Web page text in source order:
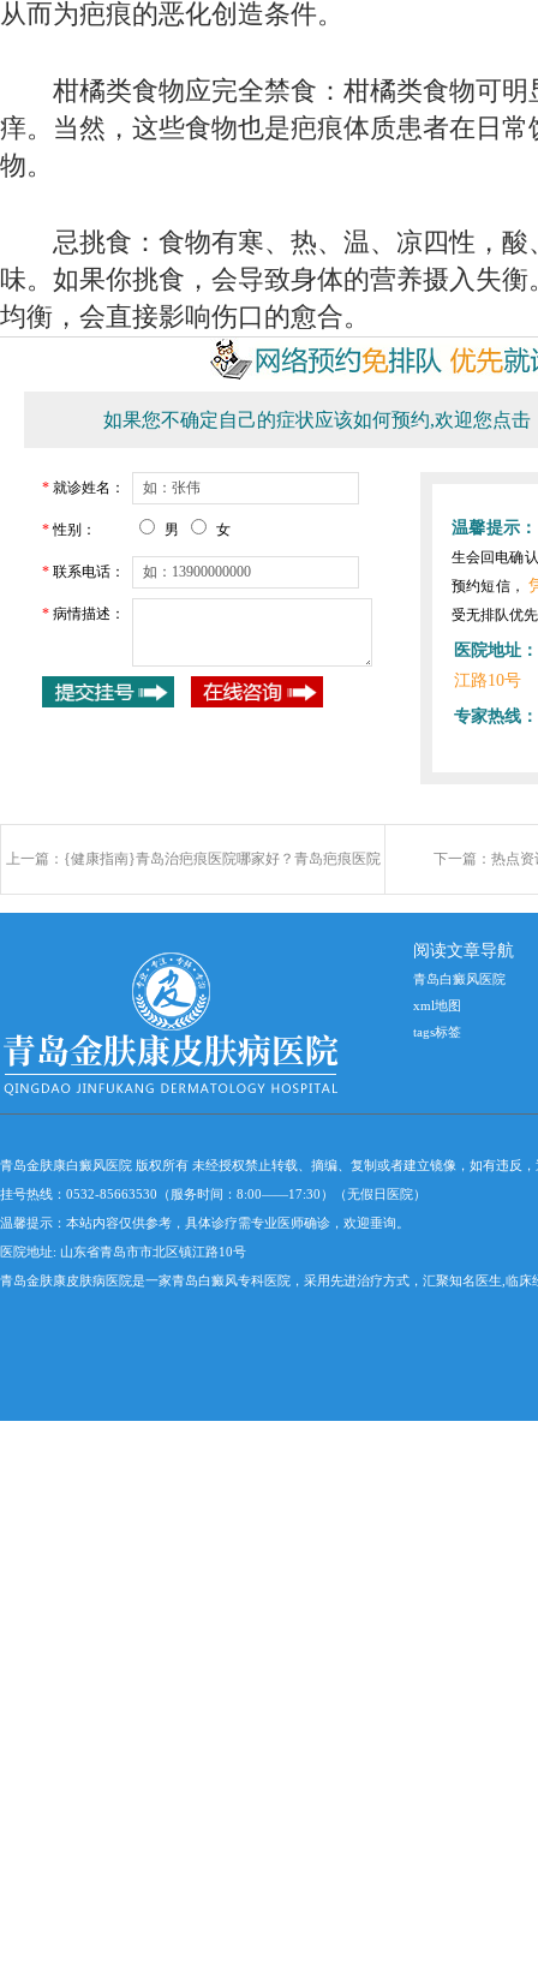
从而为疤痕的恶化创造条件。
柑橘类食物应完全禁食：柑橘类食物可明
痒。当然，这些食物也是疤痕体质患者在日
物。
忌挑食：食物有寒、热、温、凉四性，酸
味。如果你挑食，会导致身体的营养摄入失
均衡，会直接影响伤口的愈合。
如果您不确定自己的症状应该如何预约,欢迎您点击
* 就诊姓名：
*性别： 男 女
* 联系电话：
* 病情描述：
温馨提示：
生会回电确
预约短信，
受无排队优
医院地址：
江路10号
专家热线：
上一篇： {健康指南}青岛治疤痕医院哪家好？青岛疤痕医院 下一篇： 热点资
阅读文章导航
青岛白癜风医院
xml地图
tags标签
青岛金肤康白癜风医院 版权所有 未经授权禁止转载、摘编、复制或者建立镜像，如有违反
挂号热线：0532-85663530（服务时间：8:00——17:30）（无假日医院）
温馨提示：本站内容仅供参考，具体诊疗需专业医师确诊，欢迎垂询。
医院地址: 山东省青岛市市北区镇江路10号
青岛金肤康皮肤病医院是一家青岛白癜风专科医院，采用先进治疗方式，汇聚知名医生,临床